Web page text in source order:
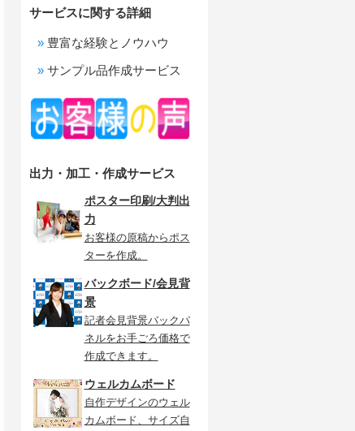
サービスに関する詳細
豊富な経験とノウハウ
サンプル品作成サービス
出力・加工・作成サービス
ポスター印刷/大判出
力
お客様の原稿からポス
ターを作成。
バックボード/会見背
景
記者会見背景バックパ
ネルをお手ごろ価格で
作成できます。
ウェルカムボード
自作デザインのウェル
カムボード、サイズ自